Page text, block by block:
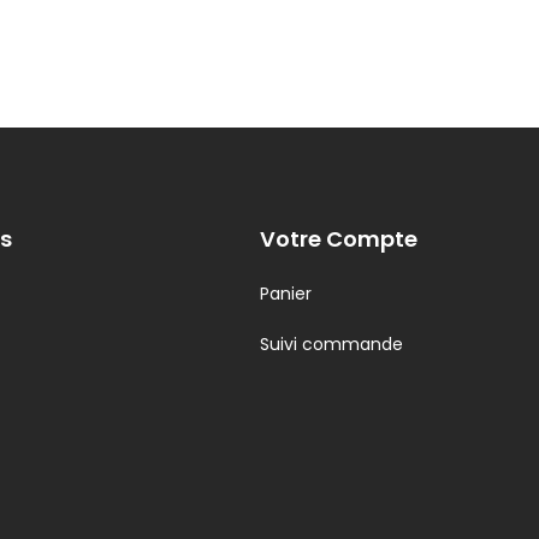
Votre Compte
Panier
Suivi commande